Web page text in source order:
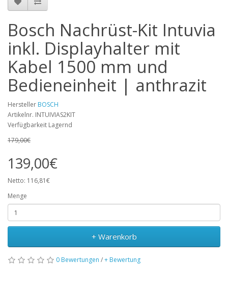
Bosch Nachrüst-Kit Intuvia
inkl. Displayhalter mit
Kabel 1500 mm und
Bedieneinheit | anthrazit
Hersteller BOSCH
Artikelnr. INTUIVIAS2KIT
Verfügbarkeit Lagernd
179,00€
139,00€
Netto: 116,81€
Menge
+ Warenkorb
0 Bewertungen /+ Bewertung